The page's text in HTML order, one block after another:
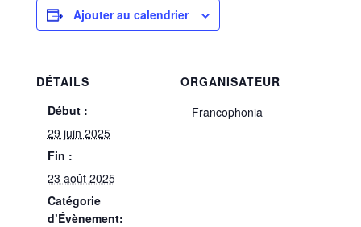
Ajouter au calendrier
DÉTAILS
Début :
29 juin 2025
Fin :
23 août 2025
Catégorie
d’Évènement:
ORGANISATEUR
Francophonia